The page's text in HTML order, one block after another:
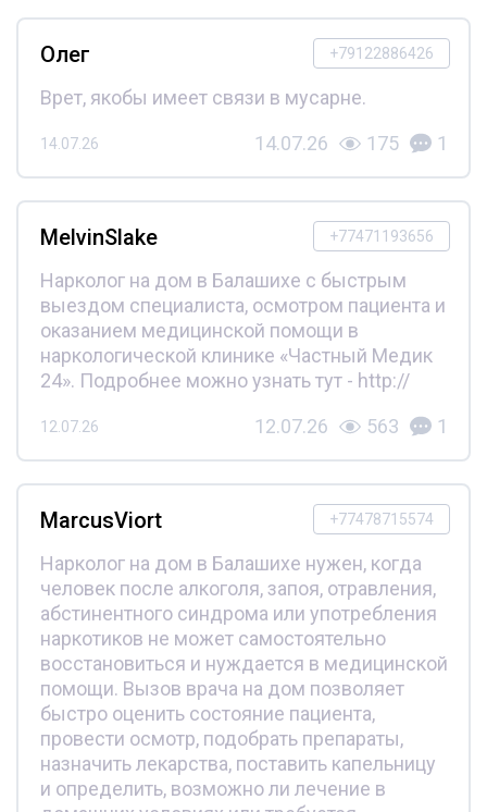
+79122886426
Олег
Врет, якобы имеет связи в мусарне.
14.07.26 14.07.26 175 1
+77471193656
MelvinSlake
Нарколог на дом в Балашихе с быстрым
выездом специалиста, осмотром пациента и
оказанием медицинской помощи в
наркологической клинике «Частный Медик
24». Подробнее можно узнать тут - http://
12.07.26 12.07.26 563 1
+77478715574
MarcusViort
Нарколог на дом в Балашихе нужен, когда
человек после алкоголя, запоя, отравления,
абстинентного синдрома или употребления
наркотиков не может самостоятельно
восстановиться и нуждается в медицинской
помощи. Вызов врача на дом позволяет
быстро оценить состояние пациента,
провести осмотр, подобрать препараты,
назначить лекарства, поставить капельницу
и определить, возможно ли лечение в